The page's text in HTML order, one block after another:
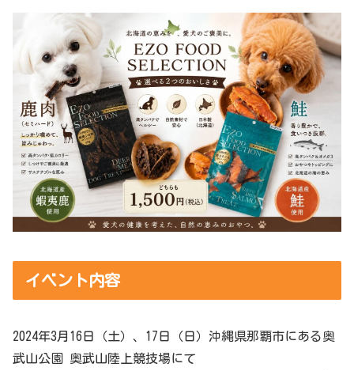
イベント内容
2024年3月16日（土）、17日（日）沖縄県那覇市にある奥
武山公園 奥武山陸上競技場にて